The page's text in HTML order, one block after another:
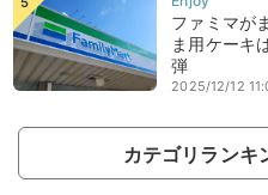
ファミマが
ま用ケーキ
弾
2025/12/12
カテゴリランキ